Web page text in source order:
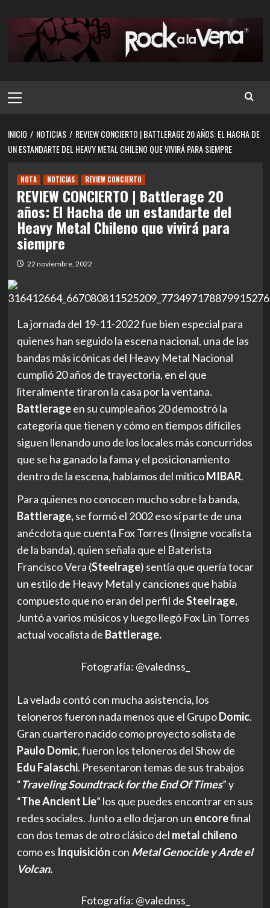
contenido
principal
INICIO NOTICIAS
REVIEW CONCIERTO | BATTLERAGE 20 AÑOS: EL HACHA DE
UN ESTANDARTE DEL HEAVY METAL CHILENO QUE VIVIRÁ PARA SIEMPRE
NOTA NOTICIAS REVIEW CONCIERTO
REVIEW CONCIERTO | Battlerage 20
años: El Hacha de un estandarte del
Heavy Metal Chileno que vivirá para
siempre
22 noviembre, 2022
La jornada del 19-11-2022 fue bien especial para
quienes han seguido la escena nacional, una de las
bandas más icónicas del Heavy Metal Nacional
cumplió 20 años de trayectoria, en el que
literalmente tiraron la casa por la ventana.
Battlerageen su cumpleaños 20 demostró la
categoría que tienen y cómo en tiempos difíciles
siguen llenando uno de los locales más concurridos
que se ha ganado la fama y el posicionamiento
dentro de la escena, hablamos del míticoMIBAR.
Para quienes no conocen mucho sobre la banda,
Battlerage,se formó el 2002 eso sí parte de una
anécdota que cuenta Fox Torres (Insigne vocalista
de la banda), quien señala que el Baterista
Francisco Vera (Steelrage) sentía que quería tocar
un estilo de Heavy Metal y canciones que había
compuesto que no eran del perfil deSteelrage,
Juntó a varios músicos y luego llegó Fox Lin Torres
actual vocalista de Battlerage.
Fotografía: @valednss_
La velada contó con mucha asistencia, los
teloneros fueron nada menos que el GrupoDomic.
Gran cuartero nacido como proyecto solista de
Paulo Domic, fueron los teloneros del Show de
Edu Falaschi. Presentaron temas de sus trabajos
“Traveling Soundtrack for the End Of Times” y
“The Ancient Lie” los que puedes encontrar en sus
redes sociales. Junto a ello dejaron un encorefinal
con dos temas de otro clásico del metal chileno
como es Inquisición con Metal Genocide y Arde el
Volcan.
Fotografía: @valednss_